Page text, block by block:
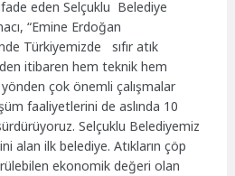
eden Selçuklu Belediye
“Emine Erdoğan
Türkiyemizde sıfır atık
itibaren hem teknik hem
çok önemli çalışmalar
faaliyetlerini de aslında 10
Selçuklu Belediyemiz
alan ilk belediye. Atıkların çöp
ekonomik değeri olan